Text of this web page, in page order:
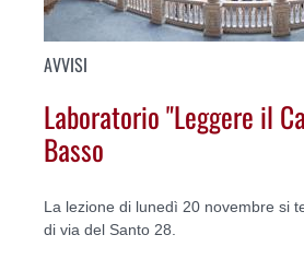
AVVISI
Laboratorio "Leggere il
Basso
La lezione di lunedì 20 novembre si
di via del Santo 28.